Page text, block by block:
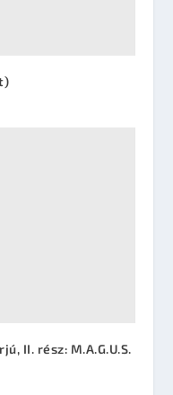
II. rész: M.A.G.U.S.